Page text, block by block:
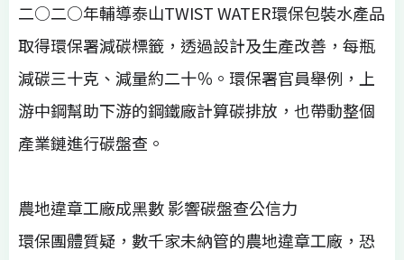
二○二○年輔導泰山TWIST WATER環保包裝水產品
取得環保署減碳標籤，透過設計及生產改善，每瓶
減碳三十克、減量約二十％。環保署官員舉例，上
游中鋼幫助下游的鋼鐵廠計算碳排放，也帶動整個
產業鏈進行碳盤查。
農地違章工廠成黑數 影響碳盤查公信力
環保團體質疑，數千家未納管的農地違章工廠，恐